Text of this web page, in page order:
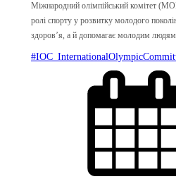
Міжнародний олімпійський комітет
ролі спорту у розвитку молодого
здоров’я, а й допомагає молодим